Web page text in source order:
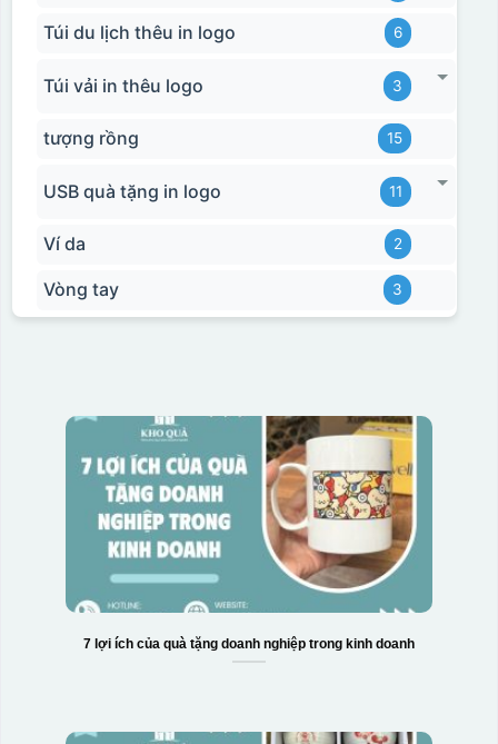
Túi du lịch thêu in logo 6
Túi vải in thêu logo 3
tượng rồng 15
USB quà tặng in logo 11
Ví da 2
Vòng tay 3
7 lợi ích của quà tặng doanh nghiệp trong kinh doanh